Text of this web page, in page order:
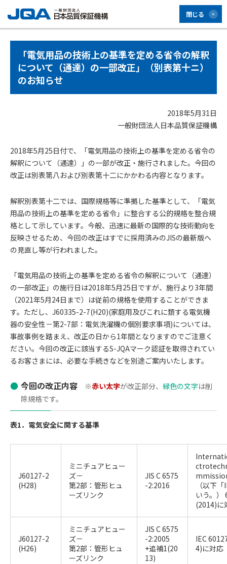
閉じる
「電気用品の技術上の基準を定める省令の解釈
について（通達）の一部改正」（別表第十ニ）
のお知らせ
2018年5月31日
一般財団法人日本品質保証機構
2018年5月25日付で、「電気用品の技術上の基準を定める省令の
解釈について（通達）」の一部が改正・施行されました。今回の
改正は別表第八および別表第十二にかかわる内容となります。
解釈別表第十二では、国際規格等に準拠した基準として、「電気
用品の技術上の基準を定める省令」に整合する公的規格を整合規
格として示しています。今般、迅速に最新の国際的な技術動向を
反映させるため、今回の改正はすでに採用済みのJISの最新版へ
の見直し等が行われました。
「電気用品の技術上の基準を定める省令の解釈について（通達）
の一部改正」の施行日は2018年5月25日ですが、施行より3年間
（2021年5月24日まで）は従前の規格を使用することができま
す。ただし、J60335-2-7(H20)(家庭用及びこれに類する電気機
器の安全性－第2-7部：電気洗濯機の個別要求事項)については、
事故事例を踏まえ、改正の日から1年間となりますのでご注意く
ださい。今回の改正に該当するS-JQAマーク認証を取得されてい
るお客さまには、必要な手続きなどを別途ご案内いたします。
今回の改正内容 ※赤い太字が改正部分、 緑色の文字は削
除規格です。
表1．電気安全に関する基準
J60127-2
(H28)
ミニチュアヒュー
ズ－
第2部：管形ヒュ
ーズリンク
JIS C 6575
-2:2016
（以下
いう。）
(2014)に
J60127-2
(H26)
ミニチュアヒュー
ズ－
第2部：管形ヒュ
ーズリンク
JIS C 6575
-2:2005
+追補1(20
13)
IEC
4)に対応